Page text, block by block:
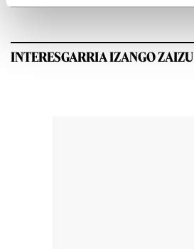
INTERESGARRIA IZANGO ZAIZU